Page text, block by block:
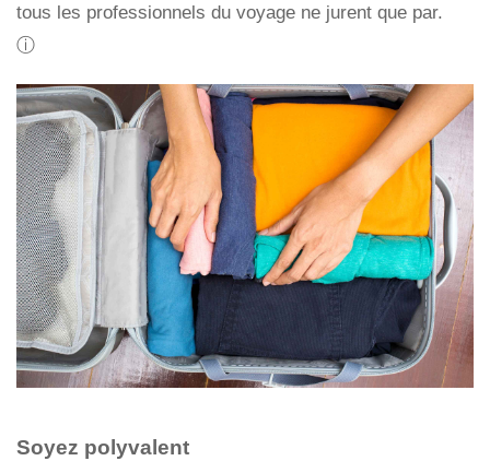
tous les professionnels du voyage ne jurent que par.
ⓘ
Soyez polyvalent